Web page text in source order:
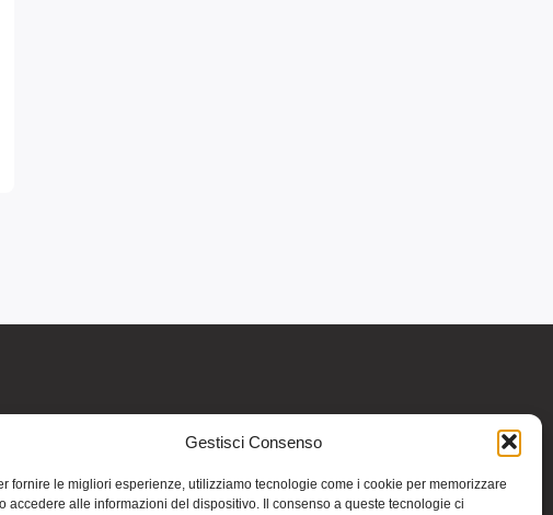
Gestisci Consenso
fornire le migliori esperienze, utilizziamo tecnologie come i cookie per memorizzare
accedere alle informazioni del dispositivo. Il consenso a queste tecnologie ci
informativo generale e non intendono in
non intraprendere o interrompere alcuna terapia o
medicinali (nemmeno “naturali”) senza una